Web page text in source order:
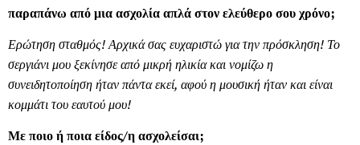
παραπάνω από μια ασχολία απλά στον ελεύθερο σου χρόνο;
Ερώτηση σταθμός! Αρχικά σας ευχαριστώ για την πρόσκληση! Το
σεργιάνι μου ξεκίνησε από μικρή ηλικία και νομίζω η
συνειδητοποίηση ήταν πάντα εκεί, αφού η μουσική ήταν και είναι
κομμάτι του εαυτού μου!
Με ποιο ή ποια είδος/η ασχολείσαι;